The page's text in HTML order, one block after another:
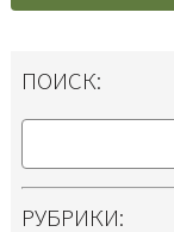
ПОИСК:
РУБРИКИ: